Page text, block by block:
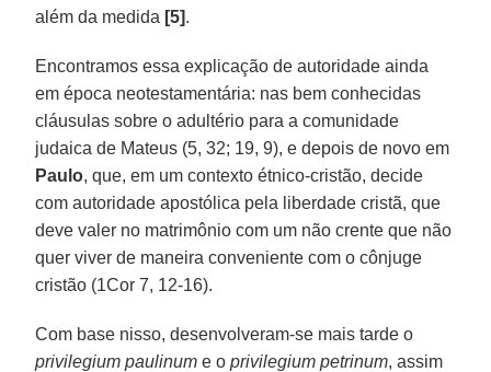
além da medida [5].
Encontramos essa explicação de autoridade ainda
em época neotestamentária: nas bem conhecidas
cláusulas sobre o adultério para a comunidade
judaica de Mateus (5, 32; 19, 9), e depois de novo em
Paulo, que, em um contexto étnico-cristão, decide
com autoridade apostólica pela liberdade cristã, que
deve valer no matrimônio com um não crente que não
quer viver de maneira conveniente com o cônjuge
cristão (1Cor 7, 12-16).
Com base nisso, desenvolveram-se mais tarde o
privilegium paulinum e oprivilegium petrinum, assim